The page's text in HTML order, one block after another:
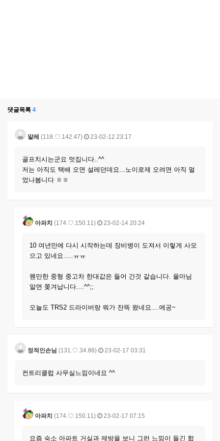
댓글목록 4
말레 (118.♡.142.47) 23-02-12 23:17
골프치시는군요 멋집니다..^^
저는 아직도 택배 오면 설레던데요...노이로제 오려면 아직 멀
었나봅니다 ㅎㅎ
아파치 (174.♡.150.11) 23-02-14 20:24
10 여년만에 다시 시작하는데 장비병이 도져서 이렇게 사모
으고 있네요.....ㅠㅠ
웬만한 중형 중고차 한대값은 들어 간것 같습니다. 울마님
알면 쫒겨납니다....^^;;
오늘도 TRS2 드라이버랑 뭐가 잔뜩 왔네요....에공~
정적인손님 (131.♡.34.86) 23-02-17 03:31
컨트리클럽 사무실느낌이네요 ^^
아파치 (174.♡.150.11) 23-02-17 07:15
요즘 숙소 아파트 거실과 제방을 보니 그런 느낌이 들긴 합